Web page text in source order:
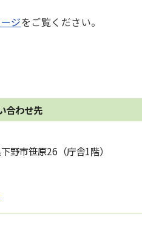
ジをご覧ください。
合わせ先
野市笹原26（庁舎1階）